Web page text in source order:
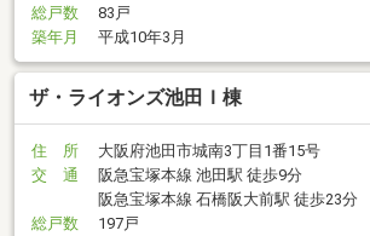
総戸数
83戸
築年月
平成10年3月
ザ・ライオンズ池田Ｉ棟
住 所
大阪府池田市城南3丁目1番15号
交 通
阪急宝塚本線 池田駅 徒歩9分
阪急宝塚本線 石橋阪大前駅 徒歩23分
総戸数
197戸